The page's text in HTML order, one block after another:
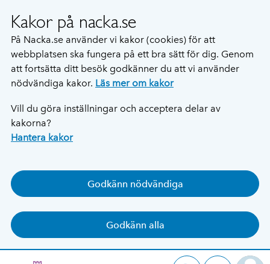
Kakor på nacka.se
På Nacka.se använder vi kakor (cookies) för att
webbplatsen ska fungera på ett bra sätt för dig. Genom
att fortsätta ditt besök godkänner du att vi använder
nödvändiga kakor. Läs mer om kakor
Vill du göra inställningar och acceptera delar av
kakorna?
Hantera kakor
Godkänn nödvändiga
Godkänn alla